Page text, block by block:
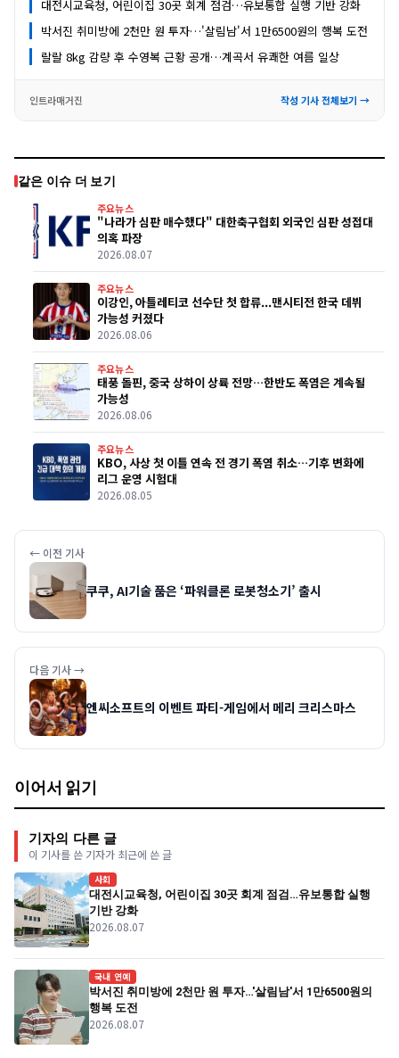
대전시교육청, 어린이집 30곳 회계 점검…유보통합 실행 기반 강화
박서진 취미방에 2천만 원 투자…'살림남'서 1만6500원의 행복 도전
랄랄 8kg 감량 후 수영복 근황 공개…계곡서 유쾌한 여름 일상
인트라매거진 작성 기사 전체보기 →
같은 이슈 더 보기
주요뉴스
"나라가 심판 매수했다" 대한축구협회 외국인 심판 성접대
의혹 파장
2026.08.07
주요뉴스
이강인, 아틀레티코 선수단 첫 합류...맨시티전 한국 데뷔
가능성 커졌다
2026.08.06
주요뉴스
태풍 돌핀, 중국 상하이 상륙 전망…한반도 폭염은 계속될
가능성
2026.08.06
주요뉴스
KBO, 사상 첫 이틀 연속 전 경기 폭염 취소…기후 변화에
리그 운영 시험대
2026.08.05
← 이전 기사
쿠쿠, AI기술 품은 ‘파워클론 로봇청소기’ 출시
다음 기사 →
엔씨소프트의 이벤트 파티-게임에서 메리 크리스마스
이어서 읽기
기자의 다른 글
이 기사를 쓴 기자가 최근에 쓴 글
사회
대전시교육청, 어린이집 30곳 회계 점검…유보통합 실행
기반 강화
2026.08.07
국내 연예
박서진 취미방에 2천만 원 투자…'살림남'서 1만6500원의
행복 도전
2026.08.07